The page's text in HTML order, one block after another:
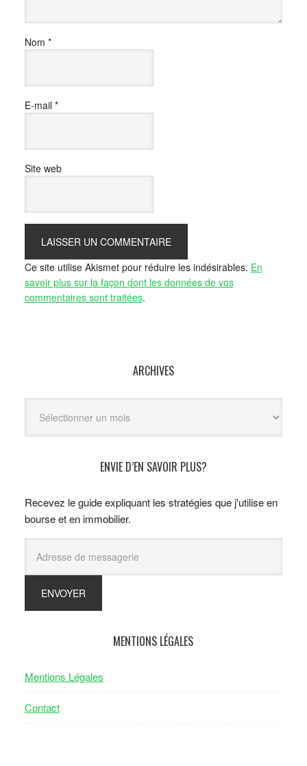
Nom *
E-mail *
Site web
Ce site utilise Akismet pour réduire les indésirables. En
savoir plus sur la façon dont les données de vos
commentaires sont traitées.
ARCHIVES
ENVIE D’EN SAVOIR PLUS?
Recevez le guide expliquant les stratégies que j'utilise en
bourse et en immobilier.
MENTIONS LÉGALES
Mentions Légales
Contact